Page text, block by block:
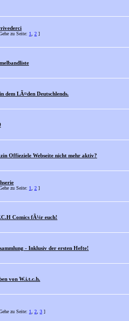
zu Seite: 1 2 ]
dem LÃ¤den Deutschlends.
Offieziele Webseite nicht mehr aktiv?
zu Seite: 1 2 ]
Comics fÃ¼r euch!
- Inklusiv der ersten Hefte!
von W.i.t.c.h.
zu Seite: 1 2 3 ]